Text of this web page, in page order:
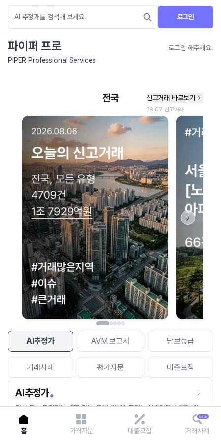
로그인
파이퍼 프로
로그인 해주세요.
PIPER Professional Services
AI추정가 AVM 보고서 담보등급
거래사례 평가자문 대출모집
AI추정가
전국 모든 토지건물, 집합건물, 매월 업데이트되는 AI추정가를 경험해보
세요.
네이버 지도 연결 안내
현재 네이버 지도 연결이 원활하지 않아 지도를 불러올 수 없습니다.
이용에 불편을 드려 죄송합니다.
다시 시도
홈 가격자문 대출모집 거래사례